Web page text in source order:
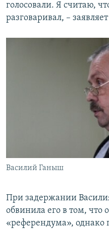
голосовали. Я считаю,
разговаривал, –
Василий Ганыш
При задержании
обвинила его в том, что
«референдума», однако